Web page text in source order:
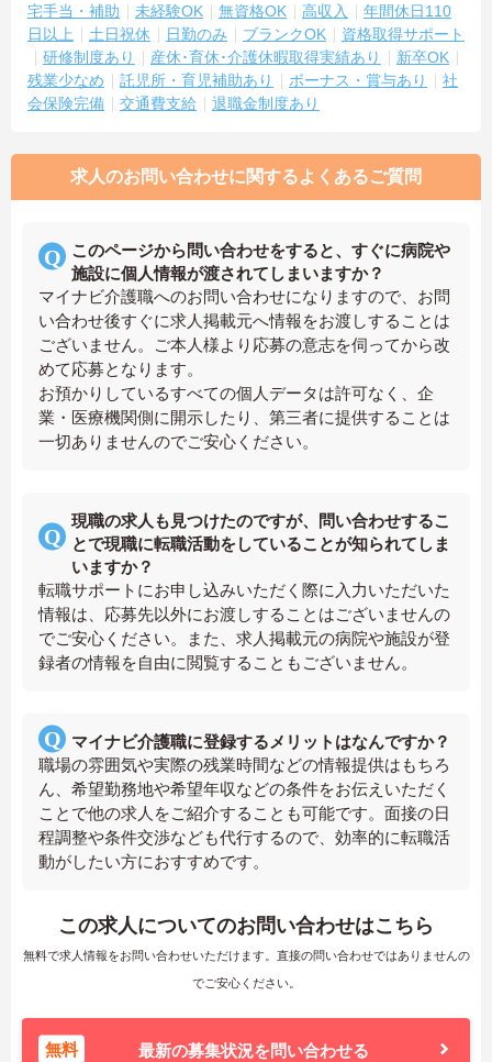
宅手当・補助
未経験OK 無資格OK 高収入
年間休日110
日以上
土日祝休 日勤のみ ブランクOK
資格取得サポート
研修制度あり
産休･育休･介護休暇取得実績あり
新卒OK
残業少なめ
託児所・育児補助あり ボーナス・賞与あり
社
会保険完備
交通費支給 退職金制度あり
求人のお問い合わせに関するよくあるご質問
このページから問い合わせをすると、すぐに病院や
施設に個人情報が渡されてしまいますか？
マイナビ介護職へのお問い合わせになりますので、お問
い合わせ後すぐに求人掲載元へ情報をお渡しすることは
ございません。ご本人様より応募の意志を伺ってから改
めて応募となります。
お預かりしているすべての個人データは許可なく、企
業・医療機関側に開示したり、第三者に提供することは
一切ありませんのでご安心ください。
現職の求人も見つけたのですが、問い合わせするこ
とで現職に転職活動をしていることが知られてしま
いますか？
転職サポートにお申し込みいただく際に入力いただいた
情報は、応募先以外にお渡しすることはございませんの
でご安心ください。また、求人掲載元の病院や施設が登
録者の情報を自由に閲覧することもございません。
マイナビ介護職に登録するメリットはなんですか？
職場の雰囲気や実際の残業時間などの情報提供はもちろ
ん、希望勤務地や希望年収などの条件をお伝えいただく
ことで他の求人をご紹介することも可能です。面接の日
程調整や条件交渉なども代行するので、効率的に転職活
動がしたい方におすすめです。
この求人についてのお問い合わせはこちら
無料で求人情報をお問い合わせいただけます。直接の問い合わせではありませんの
でご安心ください。
無料 最新の募集状況を問い合わせる